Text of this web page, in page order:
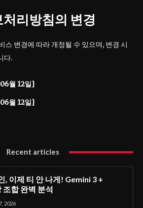
리방침의 변경
스 변경에 따라 개정될 수 있으며, 변경 시
다.
월 12일]
월 12일]
Recent articles
, 이제 티 안 나게! Gemini 3 +
합 완벽 분석
2026